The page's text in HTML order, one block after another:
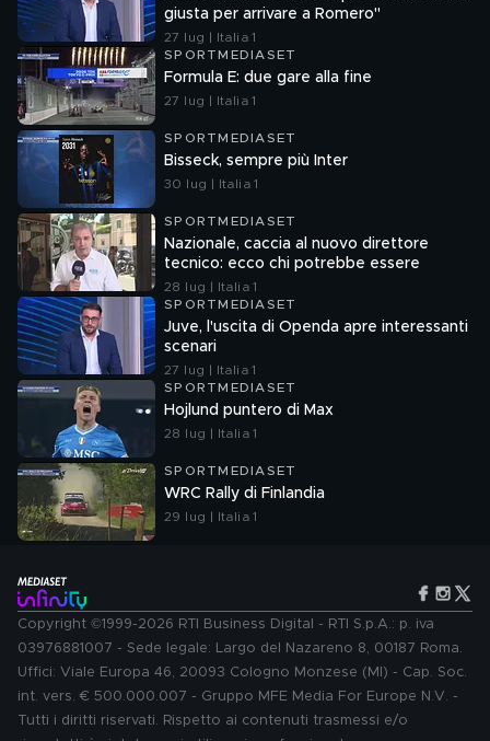
giusta per arrivare a Romero"
27 lug | Italia 1
SPORTMEDIASET
Formula E: due gare alla fine
27 lug | Italia 1
SPORTMEDIASET
Bisseck, sempre più Inter
30 lug | Italia 1
SPORTMEDIASET
Nazionale, caccia al nuovo direttore
tecnico: ecco chi potrebbe essere
28 lug | Italia 1
SPORTMEDIASET
Juve, l'uscita di Openda apre interessanti
scenari
27 lug | Italia 1
SPORTMEDIASET
Hojlund puntero di Max
28 lug | Italia 1
SPORTMEDIASET
WRC Rally di Finlandia
29 lug | Italia 1
Copyright ©1999-2026 RTI Business Digital - RTI S.p.A.: p. iva
03976881007 - Sede legale: Largo del Nazareno 8, 00187 Roma.
Uffici: Viale Europa 46, 20093 Cologno Monzese (MI) - Cap. Soc.
int. vers. € 500.000.007 - Gruppo MFE Media For Europe N.V. -
Tutti i diritti riservati. Rispetto ai contenuti trasmessi e/o